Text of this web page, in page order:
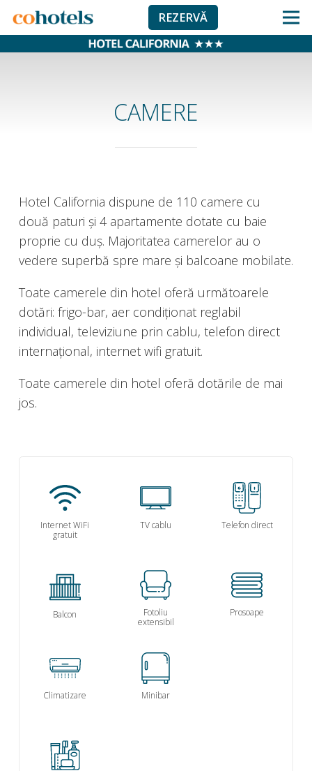
REZERVĂ
CAMERE
Hotel California dispune de 110 camere cu
două paturi şi 4 apartamente dotate cu baie
proprie cu duş. Majoritatea camerelor au o
vedere superbă spre mare şi balcoane mobilate.
Toate camerele din hotel oferă următoarele
dotări: frigo-bar, aer condiționat reglabil
individual, televiziune prin cablu, telefon direct
internațional, internet wifi gratuit.
Toate camerele din hotel oferă dotările de mai
jos.
Internet WiFi
gratuit
Balcon
TV cablu
Fotoliu
extensibil
Telefon direct
Prosoape
Climatizare Minibar